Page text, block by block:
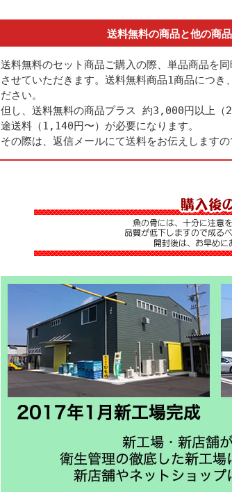
送料無料の商品と他の商
送料無料のセット商品ご購入の際、単品商品を
させていただきます。送料無料商品1商品につき
ださい。
但し、送料無料の商品プラス 約3,000円以上（
途送料（1,140円〜）が必要になります。
その際は、返信メールにて送料をお伝えします